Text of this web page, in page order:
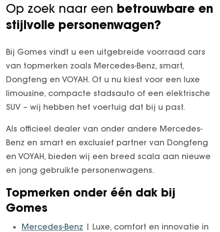
Op zoek naar een betrouwbare en
stijlvolle personenwagen?
Bij Gomes vindt u een uitgebreide voorraad cars
van topmerken zoals Mercedes-Benz, smart,
Dongfeng en VOYAH. Of u nu kiest voor een luxe
limousine, compacte stadsauto of een elektrische
SUV – wij hebben het voertuig dat bij u past.
Als officieel dealer van onder andere Mercedes-
Benz en smart en exclusief partner van Dongfeng
en VOYAH, bieden wij een breed scala aan nieuwe
en jong gebruikte personenwagens.
Topmerken onder één dak bij
Gomes
Mercedes-Benz | Luxe, comfort en innovatie in